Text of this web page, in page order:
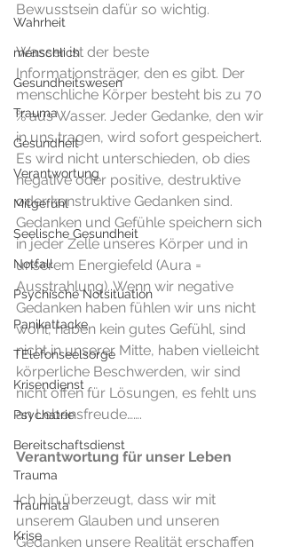
Wahrheit
menschlich
Gesundheitswesen
Trauma
Gesundheit
Verantwortung
Mitgefühl
Seelische Gesundheit
Notfall
Psychische Notsituation
Panikattacke
TElefonseelsorge
Krisendienst
Psychatrie
Bereitschaftsdienst
Trauma
Traumata
Krise
Bewusstsein dafür so wichtig.
Wasser ist der beste
Informationsträger, den es gibt. Der
menschliche Körper besteht bis zu 70
% aus Wasser. Jeder Gedanke, den wir
in uns tragen, wird sofort gespeichert.
Es wird nicht unterschieden, ob dies
negative oder positive, destruktive
oder konstruktive Gedanken sind.
Gedanken und Gefühle speichern sich
in jeder Zelle unseres Körper und in
unserem Energiefeld (Aura =
Ausstrahlung). Wenn wir negative
Gedanken haben fühlen wir uns nicht
wohl, haben kein gutes Gefühl, sind
nicht in unserer Mitte, haben vielleicht
körperliche Beschwerden, wir sind
nicht offen für Lösungen, es fehlt uns
an Lebensfreude…….
Verantwortung für unser Leben
Ich bin überzeugt, dass wir mit
unserem Glauben und unseren
Gedanken unsere Realität erschaffen